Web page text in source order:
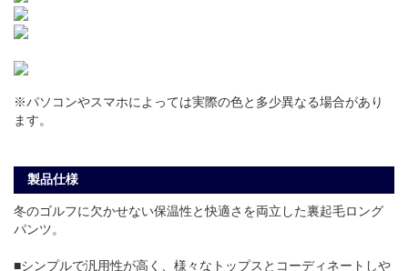
※パソコンやスマホによっては実際の色と多少異なる場合があり
ます。
製品仕様
冬のゴルフに欠かせない保温性と快適さを両立した裏起毛ロング
パンツ。
■シンプルで汎用性が高く、様々なトップスとコーディネートしや